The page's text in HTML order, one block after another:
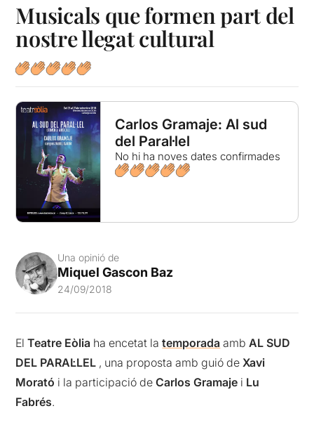
Musicals que formen part del
nostre llegat cultural
Carlos Gramaje: Al sud
del Paral·lel
No hi ha noves dates confirmades
Una opinió de
Miquel Gascon Baz
24/09/2018
ElTeatre Eòlia ha encetat latemporada ambAL SUD
DEL PARAL·LEL , una proposta amb guió deXavi
Morató i la participació deCarlos Gramaje i Lu
Fabrés.